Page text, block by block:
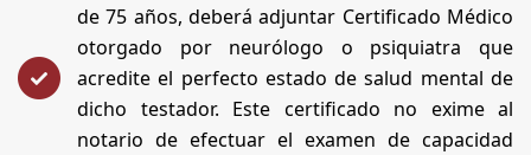
de 75 años, deberá adjuntar Certificado Médico
otorgado por neurólogo o psiquiatra que
acredite el perfecto estado de salud mental de
dicho testador. Este certificado no exime al
notario de efectuar el examen de capacidad